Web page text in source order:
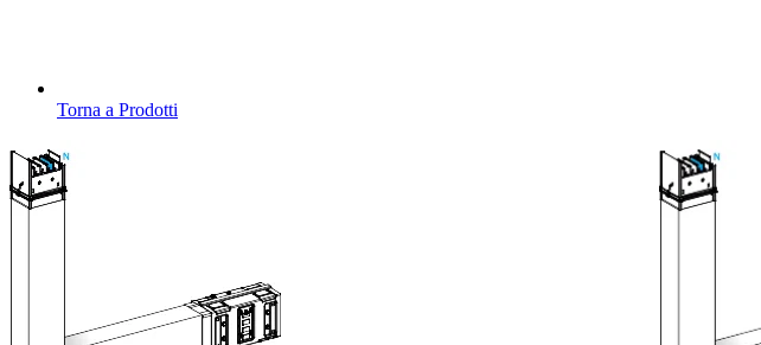
Torna a Prodotti